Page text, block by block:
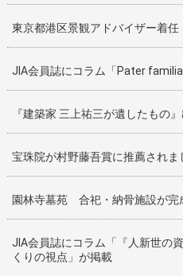
東京都港区景観アドバイザー着任
JIA会員誌にコラム「Pater
『建築家 三上祐三が遺したもの
宝珠院が村野藤吾賞に推薦されま
園林寺墓苑 合祀・納骨施設が完
JIA会員誌にコラム「『人新世の
くりの視点」が掲載